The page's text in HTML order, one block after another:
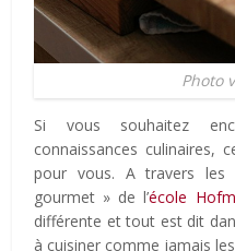
Photo
Si vous souhaitez
connaissances culinaires,
pour vous. A travers
gourmet » de l’école
différente et tout est dit
à cuisiner comme jamais